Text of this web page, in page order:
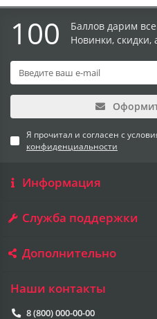
100
Баллов дарим
Новинки, скидки,
Я прочитал и согласен с
конфиденциальности
Информация
Служба поддержки
Дополнительно
Наши контакты
8 (800) 000-00-00